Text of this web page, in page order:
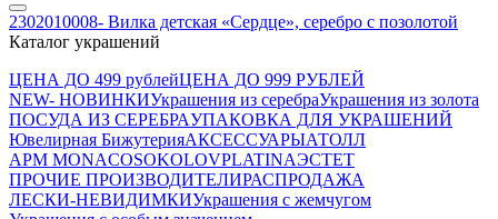
2302010008- Вилка детская «Сердце», серебро с позолотой
Каталог украшений
ЦЕНА ДО 499 рублейЦЕНА ДО 999 РУБЛЕЙ
NEW- НОВИНКИУкрашения из серебраУкрашения из золота
ПОСУДА ИЗ СЕРЕБРАУПАКОВКА ДЛЯ УКРАШЕНИЙ
Ювелирная БижутерияАКСЕССУАРЫАТОЛЛ
APM MONACOSOKOLOVPLATINAЭСТЕТ
ПРОЧИЕ ПРОИЗВОДИТЕЛИРАСПРОДАЖА
ЛЕСКИ-НЕВИДИМКИУкрашения с жемчугом